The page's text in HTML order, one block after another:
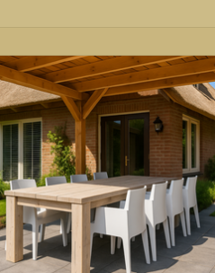
Länge
Höhe 78
Beine 13
Der
Wir
Wenn
können
WIR
Steigerhout Eettafe
TOEVOEGEN AAN WINKELWAGEN